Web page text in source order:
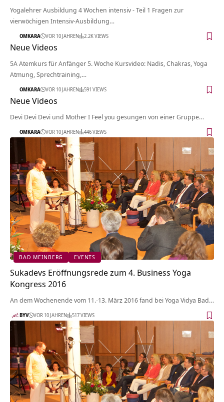
Yogalehrer Ausbildung 4 Wochen intensiv - Teil 1 Fragen zur
vierwöchigen Intensiv-Ausbildung…
OMKARA VOR 10 JAHREN 2.2K VIEWS
Neue Videos
5A Atemkurs für Anfänger 5. Woche Kursvideo: Nadis, Chakras, Yoga
Atmung, Sprechtraining,…
OMKARA VOR 10 JAHREN 591 VIEWS
Neue Videos
Devi Devi Devi und Mother I Feel you gesungen von einer Gruppe…
OMKARA VOR 10 JAHREN 446 VIEWS
BAD MEINBERG EVENTS
Sukadevs Eröffnungsrede zum 4. Business Yoga
Kongress 2016
An dem Wochenende vom 11.-13. März 2016 fand bei Yoga Vidya Bad…
BYV VOR 10 JAHREN 517 VIEWS